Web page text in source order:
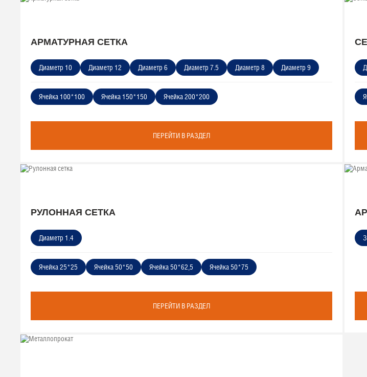
АРМАТУРНАЯ СЕТКА
ПЕРЕЙТИ В РАЗДЕЛ
Диаметр 10 Диаметр 12 Диаметр 6 Диаметр 7.5 Диаметр 8 Диаметр 9
Ячейка 100*100 Ячейка 150*150 Ячейка 200*200
РУЛОННАЯ СЕТКА
ПЕРЕЙТИ В РАЗДЕЛ
Диаметр 1.4
Ячейка 25*25 Ячейка 50*50 Ячейка 50*62,5 Ячейка 50*75